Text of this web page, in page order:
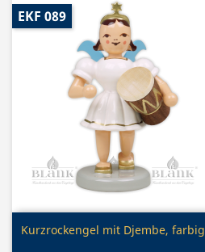
Vorschau
Kurzrockengel mit Djembe, farbig
EKF 089